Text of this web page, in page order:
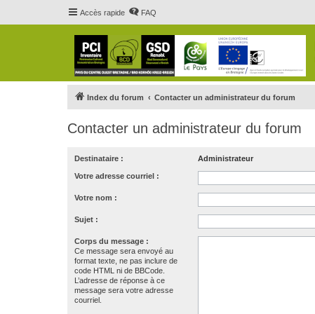
Accès rapide FAQ
Index du forum Contacter un administrateur du forum
Contacter un administrateur du forum
Destinataire : Administrateur
Votre adresse courriel :
Votre nom :
Sujet :
Corps du message :
Ce message sera envoyé au
format texte, ne pas inclure de
code HTML ni de BBCode.
L’adresse de réponse à ce
message sera votre adresse
courriel.